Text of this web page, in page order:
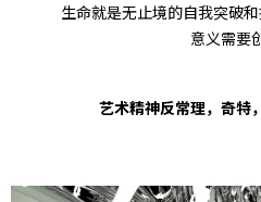
生命就是无止境的自我突破
意义需要
艺术精神反常理，奇特